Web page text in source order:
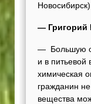
— Григорий
— Большую
и в питьевой
химическая
гражданин
вещества